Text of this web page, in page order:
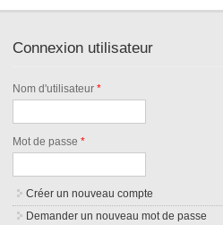
Connexion utilisateur
Nom d'utilisateur*
Mot de passe*
Créer un nouveau compte
Demander un nouveau mot de passe